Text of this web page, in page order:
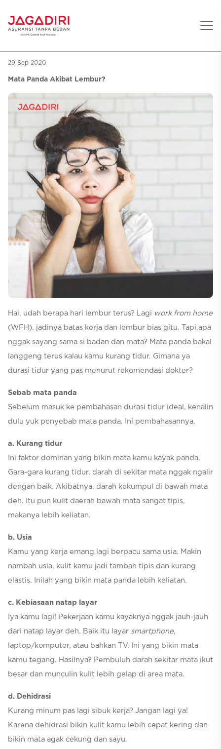
Beranda
Aman
Lifestyle
Asuransi Ramean
Jaga Liburan
Jaga Aman Instan
Jaga Gamers
Asuransi Korporat
Asuransi Jiwa
Asuransi Kecelakaan
Asuransi Kesehatan
Promo
Hitung Premi
Layanan
Selfcare
29 Sep 2020
Mata Panda Akibat Lembur?
Hai, udah berapa hari lembur terus? Lagi work from home
(WFH), jadinya batas kerja dan lembur bias gitu. Tapi apa
nggak sayang sama si badan dan mata? Mata panda bakal
langgeng terus kalau kamu kurang tidur. Gimana ya
durasi tidur yang pas menurut rekomendasi dokter?
Sebab mata panda
Sebelum masuk ke pembahasan durasi tidur ideal, kenalin
dulu yuk penyebab mata panda. Ini pembahasannya.
a. Kurang tidur
Ini faktor dominan yang bikin mata kamu kayak panda.
Gara-gara kurang tidur, darah di sekitar mata nggak ngalir
dengan baik. Akibatnya, darah kekumpul di bawah mata
deh. Itu pun kulit daerah bawah mata sangat tipis,
makanya lebih keliatan.
b. Usia
Kamu yang kerja emang lagi berpacu sama usia. Makin
nambah usia, kulit kamu jadi tambah tipis dan kurang
elastis. Inilah yang bikin mata panda lebih keliatan.
c. Kebiasaan natap layar
Iya kamu lagi! Pekerjaan kamu kayaknya nggak jauh-jauh
dari natap layar deh. Baik itu layar smartphone,
laptop/komputer, atau bahkan TV. Ini yang bikin mata
kamu tegang. Hasilnya? Pembuluh darah sekitar mata ikut
besar dan munculin kulit lebih gelap di area mata.
d. Dehidrasi
Kurang minum pas lagi sibuk kerja? Jangan lagi ya!
Karena dehidrasi bikin kulit kamu lebih cepat kering dan
bikin mata agak cekung dan sayu.